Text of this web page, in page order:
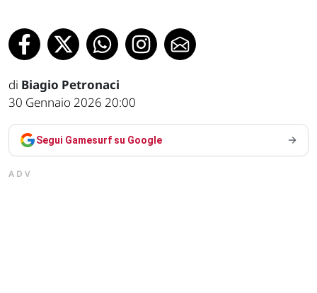
di Biagio Petronaci
30 Gennaio 2026 20:00
Segui Gamesurf su Google
ADV